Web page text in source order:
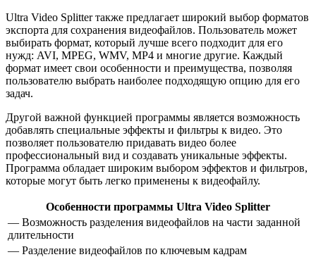
Ultra Video Splitter также предлагает широкий выбор форматов
экспорта для сохранения видеофайлов. Пользователь может
выбирать формат, который лучше всего подходит для его
нужд: AVI, MPEG, WMV, MP4 и многие другие. Каждый
формат имеет свои особенности и преимущества, позволяя
пользователю выбрать наиболее подходящую опцию для его
задач.
Другой важной функцией программы является возможность
добавлять специальные эффекты и фильтры к видео. Это
позволяет пользователю придавать видео более
профессиональный вид и создавать уникальные эффекты.
Программа обладает широким выбором эффектов и фильтров,
которые могут быть легко применены к видеофайлу.
Особенности программы Ultra Video Splitter
— Возможность разделения видеофайлов на части заданной
длительности
— Разделение видеофайлов по ключевым кадрам